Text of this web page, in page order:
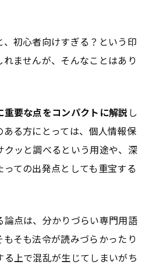
初心者向けすぎる？という印
ませんが、そんなことはあり
重要な点をコンパクトに解説 し
る方にとっては、個人情報保
ッと調べるという用途や、深
ての出発点としても重宝する
点は、分かりづらい専門用語
そも法令が読みづらかったり
上で混乱が生じてしまいがち